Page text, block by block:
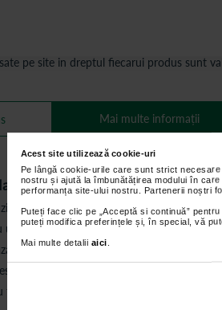
Acest site utilizează cookie-uri
Pe lângă cookie-urile care sunt strict
nostru și ajută la îmbunătățirea modului în
performanța site-ului nostru. Partenerii noștri
Puteți face clic pe „Acceptă si continuă”
puteți modifica preferințele și, în special, vă
Mai multe detalii aici
pe site in dreptul fiecarui produs sunt
de fata pentru hidratare cu
si improspateaza pielea cu castravete,
de jojoba, avocado, unt de shea si
pielea cu galbenele si pantenol;
de muscata;
toate tipurile de ten.
Mai multe informații